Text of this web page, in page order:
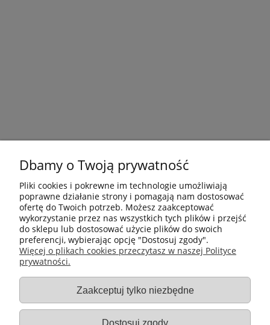
Płatności i dostawa
Gastro-Pol
Dbamy o Twoją prywatność
Pliki cookies i pokrewne im technologie umożliwiają
poprawne działanie strony i pomagają nam dostosować
ofertę do Twoich potrzeb. Możesz zaakceptować
wykorzystanie przez nas wszystkich tych plików i przejść
do sklepu lub dostosować użycie plików do swoich
preferencji, wybierając opcję "Dostosuj zgody".
Więcej o plikach cookies przeczytasz w naszej Polityce
prywatności.
Zaakceptuj tylko niezbędne
Dostosuj zgody